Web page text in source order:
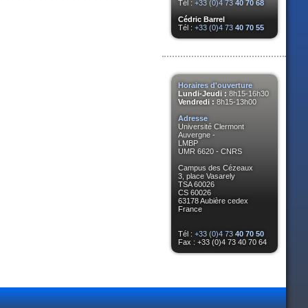
Tél : +33 (0)4 73 40 70 68
Cédric Barrel
Tél : +33 (0)4 73 40 70 55
Horaires d'ouverture
Lundi-Jeudi : 8h15-16h30
Vendredi : 8h15-13h00
Adresse
Université Clermont
Auvergne -
LMBP
UMR 6620 - CNRS
Campus des Cézeaux
3, place Vasarely
TSA 60026
CS 60026
63178 Aubière cedex
France
Tél : +33 (0)4 73 40 70 50
Fax : +33 (0)4 73 40 70 64